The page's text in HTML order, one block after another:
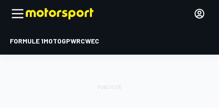
FORMULE 1MOTOGPWRCWEC